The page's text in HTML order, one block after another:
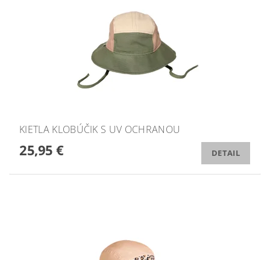
KIETLA KLOBÚČIK S UV OCHRANOU
25,95 € DETAIL